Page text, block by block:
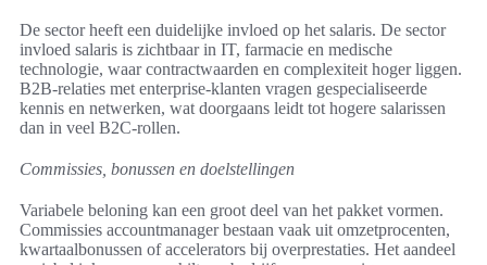
De sector heeft een duidelijke invloed op het salaris. De sector
invloed salaris is zichtbaar in IT, farmacie en medische
technologie, waar contractwaarden en complexiteit hoger liggen.
B2B-relaties met enterprise-klanten vragen gespecialiseerde
kennis en netwerken, wat doorgaans leidt tot hogere salarissen
dan in veel B2C-rollen.
Commissies, bonussen en doelstellingen
Variabele beloning kan een groot deel van het pakket vormen.
Commissies accountmanager bestaan vaak uit omzetprocenten,
kwartaalbonussen of accelerators bij overprestaties. Het aandeel